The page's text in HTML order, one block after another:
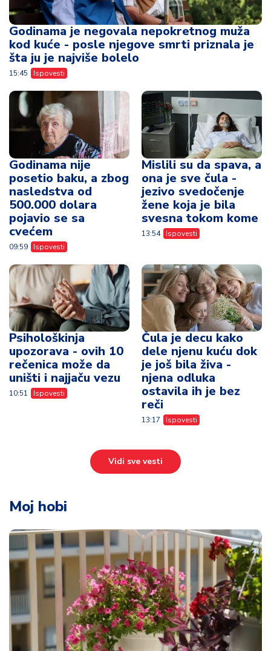
Godinama je negovala nepokretnog muža
kod kuće - posle njegove smrti priznala je
šta ju je najviše bolelo
15:45 Ispovesti
Godinama nije
posetio baku, a zbog
nasledstva od
500.000 dolara
pojavio se sa
cvećem
09:59 Ispovesti
Mislili su da spava, a
ona je sve čula -
jezivo svedočenje
žene koja je bila
svesna tokom kome
13:54 Ispovesti
Psihološkinja
upozorava - ovih 10
rečenica može da
uništi i najjaču vezu
10:51 Ispovesti
Čula je decu kako
dele njenu kuću dok
je još bila živa -
njena odluka
ostavila ih je bez
reči
13:17 Ispovesti
Vidi sve vesti
Moj hobi